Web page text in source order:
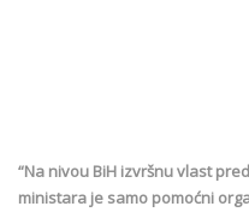
“Na nivou BiH izvršnu vlast
ministara je samo pomoćni